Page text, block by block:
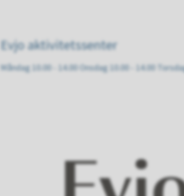
Evjo aktivitetssenter
Måndag 10.00 - 14.00 Onsdag 10.00 - 14.00